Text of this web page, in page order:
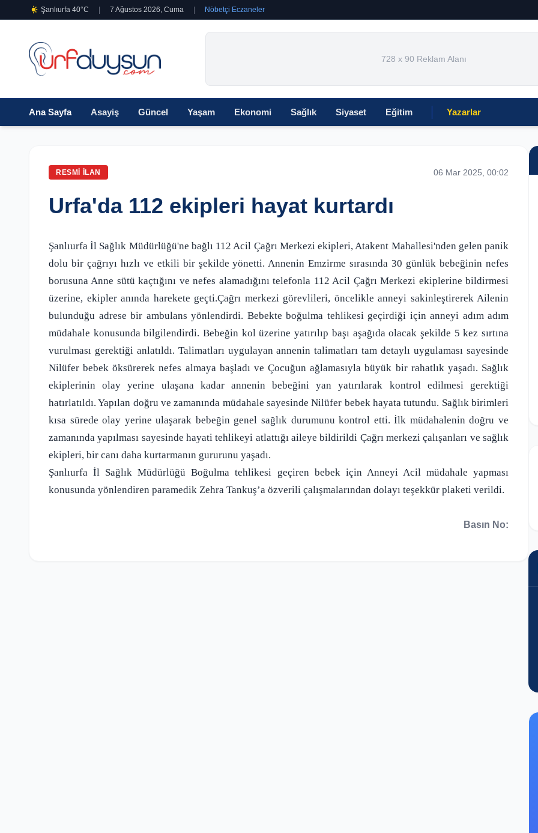
Şanlıurfa 40°C 7 Ağustos 2026, Cuma Nöbetçi Eczaneler
728 x 90 Reklam Alanı
Ana Sayfa Asayiş Güncel Yaşam Ekonomi Sağlık Siyaset Eğitim Yazarlar
RESMI İLAN 06 Mar 2025, 00:02
Urfa'da 112 ekipleri hayat kurtardı
Şanlıurfa İl Sağlık Müdürlüğü'ne bağlı 112 Acil Çağrı Merkezi ekipleri, Atakent Mahallesi'nden gelen panik
dolu bir çağrıyı hızlı ve etkili bir şekilde yönetti. Annenin Emzirme sırasında 30 günlük bebeğinin nefes
borusuna Anne sütü kaçtığını ve nefes alamadığını telefonla 112 Acil Çağrı Merkezi ekiplerine bildirmesi
üzerine, ekipler anında harekete geçti.Çağrı merkezi görevlileri, öncelikle anneyi sakinleştirerek Ailenin
bulunduğu adrese bir ambulans yönlendirdi. Bebekte boğulma tehlikesi geçirdiği için anneyi adım adım
müdahale konusunda bilgilendirdi. Bebeğin kol üzerine yatırılıp başı aşağıda olacak şekilde 5 kez sırtına
vurulması gerektiği anlatıldı. Talimatları uygulayan annenin talimatları tam detaylı uygulaması sayesinde
Nilüfer bebek öksürerek nefes almaya başladı ve Çocuğun ağlamasıyla büyük bir rahatlık yaşadı. Sağlık
ekiplerinin olay yerine ulaşana kadar annenin bebeğini yan yatırılarak kontrol edilmesi gerektiği
hatırlatıldı. Yapılan doğru ve zamanında müdahale sayesinde Nilüfer bebek hayata tutundu. Sağlık birimleri
kısa sürede olay yerine ulaşarak bebeğin genel sağlık durumunu kontrol etti. İlk müdahalenin doğru ve
zamanında yapılması sayesinde hayati tehlikeyi atlattığı aileye bildirildi Çağrı merkezi çalışanları ve sağlık
ekipleri, bir canı daha kurtarmanın gururunu yaşadı.
Şanlıurfa İl Sağlık Müdürlüğü Boğulma tehlikesi geçiren bebek için Anneyi Acil müdahale yapması
konusunda yönlendiren paramedik Zehra Tankuş’a özverili çalışmalarından dolayı teşekkür plaketi verildi.
Basın No: